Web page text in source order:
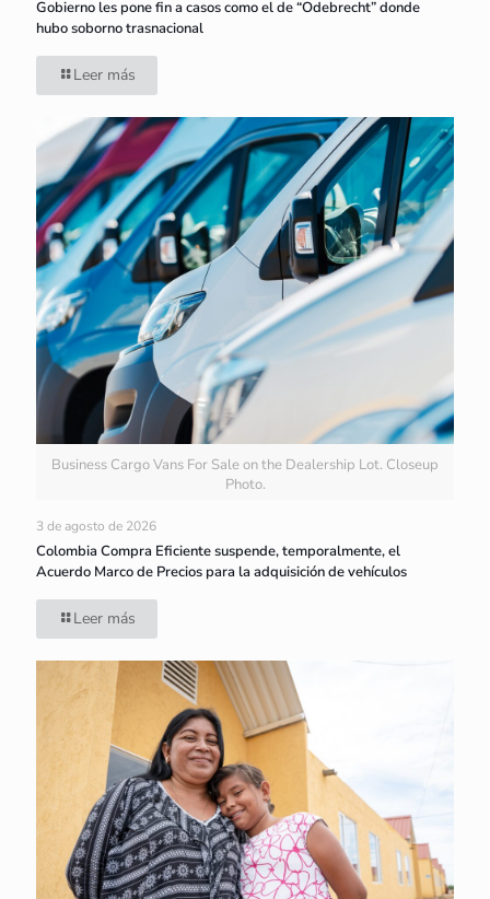
Gobierno les pone fin a casos como el de “Odebrecht” donde
hubo soborno trasnacional
Leer más
Business Cargo Vans For Sale on the Dealership Lot. Closeup
Photo.
3 de agosto de 2026
Colombia Compra Eficiente suspende, temporalmente, el
Acuerdo Marco de Precios para la adquisición de vehículos
Leer más